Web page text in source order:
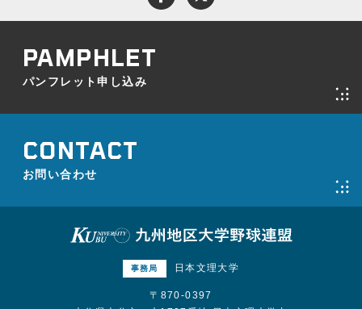
お問い合わせ
プライバシーポリシー
パンフレット申し込み
お問い合わせ
事務局 日本文理大学
〒870-0397